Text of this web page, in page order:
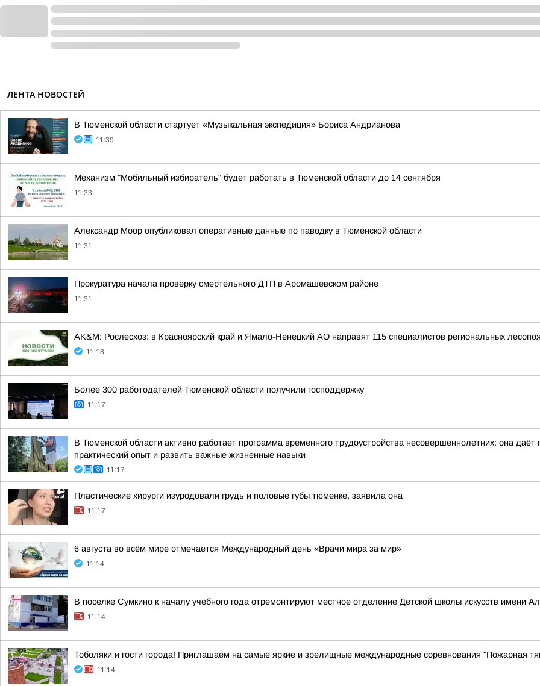
ЛЕНТА НОВОСТЕЙ
В Тюменской области стартует «Музыкальная экспедиция» Бориса Андрианова
11:39
Механизм "Мобильный избиратель" будет работать в Тюменской области до 14 сентября
11:33
Александр Моор опубликовал оперативные данные по паводку в Тюменской области
11:31
Прокуратура начала проверку смертельного ДТП в Аромашевском районе
11:31
AK&M: Рослесхоз: в Красноярский край и Ямало-Ненецкий АО направят 115 специалистов региональных
11:18
Более 300 работодателей Тюменской области получили господдержку
11:17
В Тюменской области активно работает программа временного трудоустройства несовершеннолетних: она
практический опыт и развить важные жизненные навыки
11:17
Пластические хирурги изуродовали грудь и половые губы тюменке, заявила она
11:17
6 августа во всём мире отмечается Международный день «Врачи мира за мир»
11:14
В поселке Сумкино к началу учебного года отремонтируют местное отделение Детской школы искусств имени
11:14
Тоболяки и гости города! Приглашаем на самые яркие и зрелищные международные соревнования "Пожарная
11:14